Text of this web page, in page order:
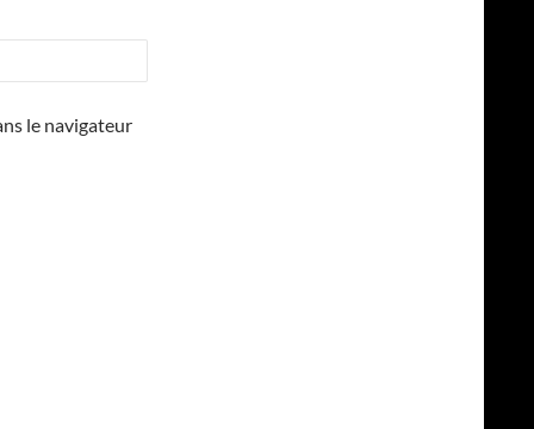
le navigateur